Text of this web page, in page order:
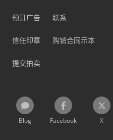
预订广告
信任印章
提交拍卖
联系
购销合同示本
Blog Facebook X